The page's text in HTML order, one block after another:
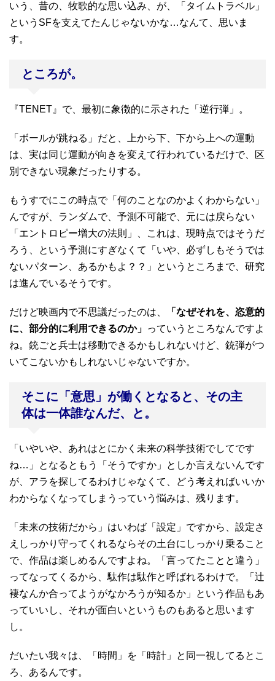
いう、昔の、牧歌的な思い込み、が、「タイムトラベル」
というSFを支えてたんじゃないかな…なんて、思いま
す。
ところが。
『TENET』で、最初に象徴的に示された「逆行弾」。
「ボールが跳ねる」だと、上から下、下から上への運動
は、実は同じ運動が向きを変えて行われているだけで、区
別できない現象だったりする。
もうすでにこの時点で「何のことなのかよくわからない」
んですが、ランダムで、予測不可能で、元には戻らない
「エントロピー増大の法則」、これは、現時点ではそうだ
ろう、という予測にすぎなくて「いや、必ずしもそうでは
ないパターン、あるかもよ？？」というところまで、研究
は進んでいるそうです。
だけど映画内で不思議だったのは、
「なぜそれを、恣意的
に、部分的に利用できるのか」 っていうところなんですよ
ね。銃ごと兵士は移動できるかもしれないけど、銃弾がつ
いてこないかもしれないじゃないですか。
そこに「意思」が働くとなると、その主
体は一体誰なんだ、と。
「いやいや、あれはとにかく未来の科学技術でしてです
ね…」となるともう「そうですか」としか言えないんです
が、アラを探してるわけじゃなくて、どう考えればいいか
わからなくなってしまうっていう悩みは、残ります。
「未来の技術だから」はいわば「設定」ですから、設定さ
えしっかり守ってくれるならその土台にしっかり乗ること
で、作品は楽しめるんですよね。「言ってたことと違う」
ってなってくるから、駄作は駄作と呼ばれるわけで。「辻
褄なんか合ってようがなかろうが知るか」という作品もあ
っていいし、それが面白いというものもあると思います
し。
だいたい我々は、「時間」を「時計」と同一視してるとこ
ろ、あるんです。